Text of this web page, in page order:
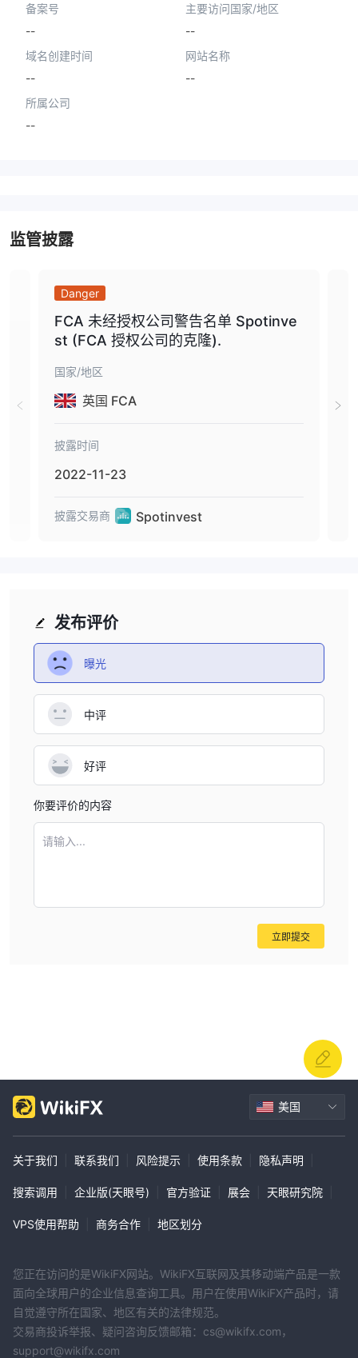
备案号
--
主要访问国家/地区
--
域名创建时间
--
网站名称
--
所属公司
--
监管披露
Danger
FCA 未经授权公司警告名单 Spotinve
st (FCA 授权公司的克隆).
国家/地区
英国 FCA
披露时间
2022-11-23
披露交易商 Spotinvest
发布评价
曝光
中评
好评
你要评价的内容
请输入...
立即提交
美国
关于我们 联系我们 风险提示 使用条款 隐私声明
搜索调用 企业版(天眼号) 官方验证 展会 天眼研究院
VPS使用帮助 商务合作 地区划分
您正在访问的是WikiFX网站。WikiFX互联网及其移动端产品是一款
面向全球用户的企业信息查询工具。用户在使用WikiFX产品时，请
自觉遵守所在国家、地区有关的法律规范。
交易商投诉举报、疑问咨询反馈邮箱：cs@wikifx.com，
support@wikifx.com